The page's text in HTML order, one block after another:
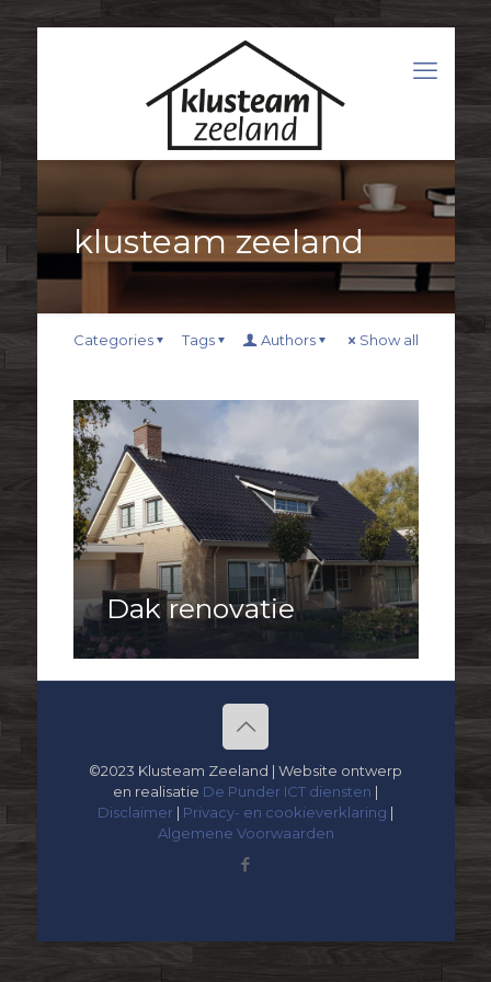
klusteam zeeland
Categories Tags Authors Show all
Dak renovatie
©2023 Klusteam Zeeland | Website ontwerp
en realisatie De Punder ICT diensten |
Disclaimer | Privacy- en cookieverklaring |
Algemene Voorwaarden